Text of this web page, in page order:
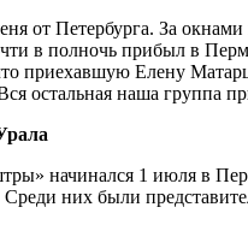
от Петербурга. За
в полночь прибыл в
приехавшую Елену
остальная наша группа
начинался 1 июля в
Среди них были